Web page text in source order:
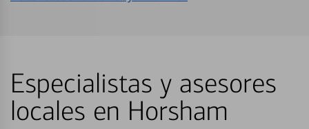
Especialistas y asesores
locales en Horsham